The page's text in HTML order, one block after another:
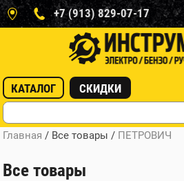
+7 (913) 829-07-17
КАТАЛОГ СКИДКИ
Главная / Все товары / ПЕТРОВИЧ
Все товары